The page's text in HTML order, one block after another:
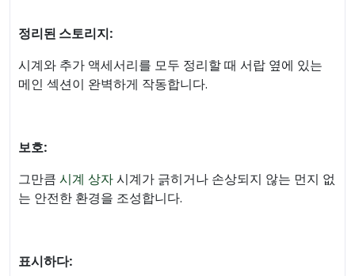
정리된 스토리지:
시계와 추가 액세서리를 모두 정리할 때 서랍 옆에 있는
메인 섹션이 완벽하게 작동합니다.
보호:
그만큼 시계 상자시계가 긁히거나 손상되지 않는 먼지 없
는 안전한 환경을 조성합니다.
표시하다: